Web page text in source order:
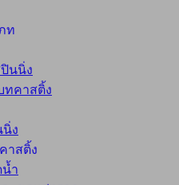
ท
นนิ่ง
ทคาสติ้ง
ง
าสติ้ง
ำ